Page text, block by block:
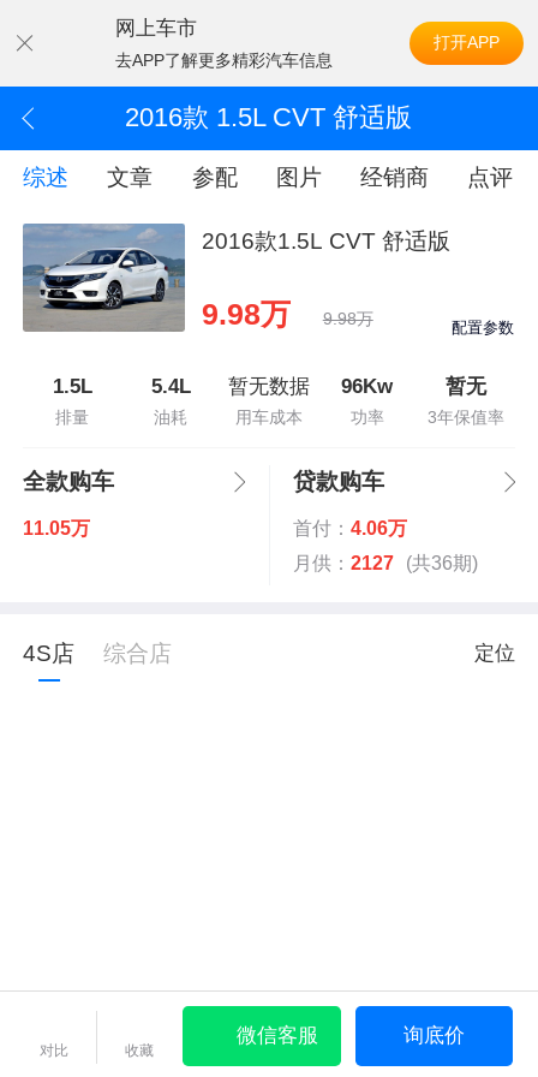
网上车市
去APP了解更多精彩汽车信息
打开APP
2016款 1.5L CVT 舒适版
综述 文章 参配 图片 经销商 点评
2016款1.5L CVT 舒适版
9.98万 9.98万 配置参数
1.5L
排量
5.4L
油耗
暂无数据
用车成本
96Kw
功率
暂无
3年保值率
全款购车
11.05万
贷款购车
首付： 4.06万
月供： 2127 (共36期)
4S店 综合店 定位
对比 收藏
微信客服 询底价